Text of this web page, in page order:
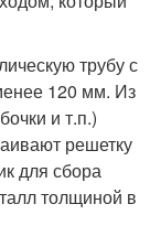
трубу с
120 мм. Из
и т.п.)
решетку
для сбора
толщиной в